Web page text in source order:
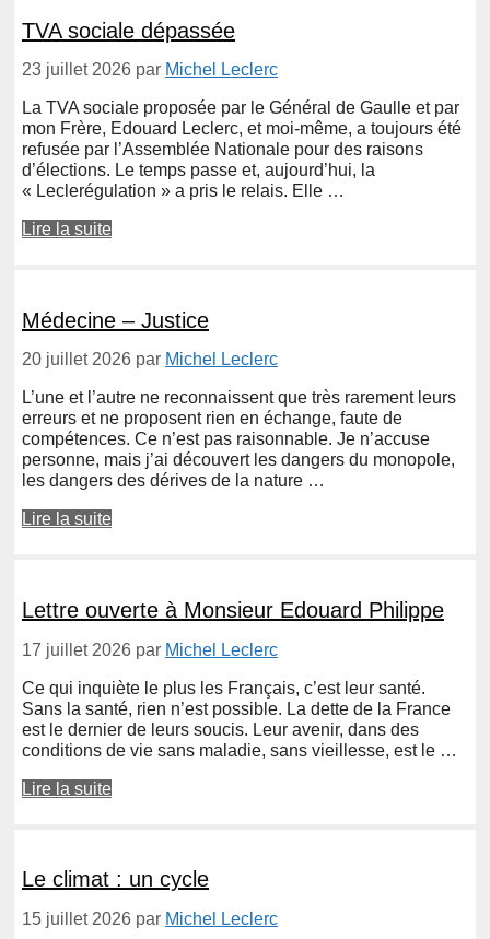
TVA sociale dépassée
23 juillet 2026 par Michel Leclerc
La TVA sociale proposée par le Général de Gaulle et par
mon Frère, Edouard Leclerc, et moi-même, a toujours été
refusée par l’Assemblée Nationale pour des raisons
d’élections. Le temps passe et, aujourd’hui, la
« Leclerégulation » a pris le relais. Elle …
Lire la suite
Médecine – Justice
20 juillet 2026 par Michel Leclerc
L’une et l’autre ne reconnaissent que très rarement leurs
erreurs et ne proposent rien en échange, faute de
compétences. Ce n’est pas raisonnable. Je n’accuse
personne, mais j’ai découvert les dangers du monopole,
les dangers des dérives de la nature …
Lire la suite
Lettre ouverte à Monsieur Edouard Philippe
17 juillet 2026 par Michel Leclerc
Ce qui inquiète le plus les Français, c’est leur santé.
Sans la santé, rien n’est possible. La dette de la France
est le dernier de leurs soucis. Leur avenir, dans des
conditions de vie sans maladie, sans vieillesse, est le …
Lire la suite
Le climat : un cycle
15 juillet 2026 par Michel Leclerc